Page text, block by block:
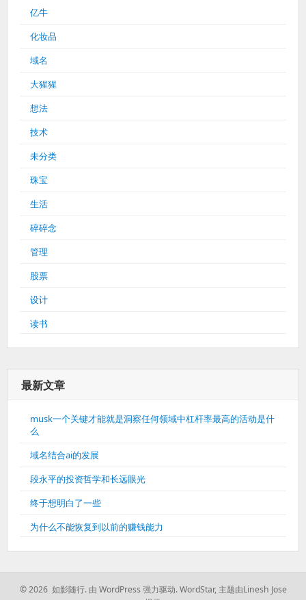
亿牛
化妆品
域名
大猩猩
想法
技术
未分类
珠宝
生活
碎碎念
管理
股票
设计
读书
最新文章
musk一个关键才能就是洞察任何领域中杠杆率最高的活动是什
么
域名结合ai的发展
段永平的投资哲学和长远眼光
终于想明白了一些
为什么不能恢复到以前的赚钱能力
© 2026 如影随行. 由 WordPress 强力驱动. WordStar,主题由Linesh Jose